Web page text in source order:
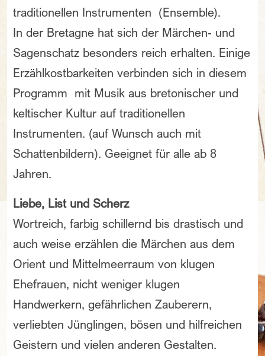
traditionellen Instrumenten (Ensemble).
In der Bretagne hat sich der Märchen- und
Sagenschatz besonders reich erhalten. Einige
Erzählkostbarkeiten verbinden sich in diesem
Programm mit Musik aus bretonischer und
keltischer Kultur auf traditionellen
Instrumenten. (auf Wunsch auch mit
Schattenbildern). Geeignet für alle ab 8
Jahren.
Liebe, List und Scherz
Wortreich, farbig schillernd bis drastisch und
auch weise erzählen die Märchen aus dem
Orient und Mittelmeerraum von klugen
Ehefrauen, nicht weniger klugen
Handwerkern, gefährlichen Zauberern,
verliebten Jünglingen, bösen und hilfreichen
Geistern und vielen anderen Gestalten.